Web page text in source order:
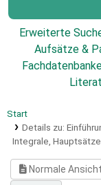
Erweiterte
Aufsätze &
Start
Details zu:
Integrale,
Normale Ansicht